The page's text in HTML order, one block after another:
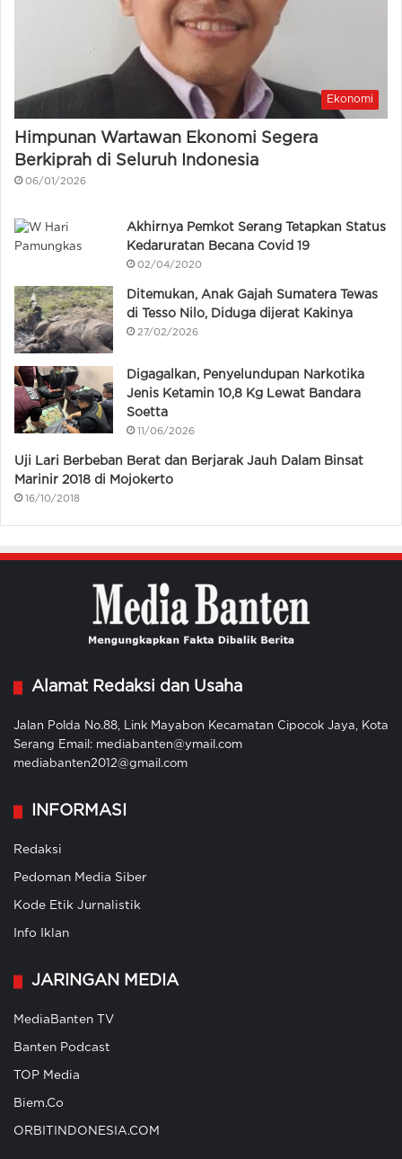
Ekonomi
Himpunan Wartawan Ekonomi Segera
Berkiprah di Seluruh Indonesia
06/01/2026
Akhirnya Pemkot Serang Tetapkan Status
Kedaruratan Becana Covid 19
02/04/2020
Ditemukan, Anak Gajah Sumatera Tewas
di Tesso Nilo, Diduga dijerat Kakinya
27/02/2026
Digagalkan, Penyelundupan Narkotika
Jenis Ketamin 10,8 Kg Lewat Bandara
Soetta
11/06/2026
Uji Lari Berbeban Berat dan Berjarak Jauh Dalam Binsat
Marinir 2018 di Mojokerto
16/10/2018
Alamat Redaksi dan Usaha
Jalan Polda No.88, Link Mayabon Kecamatan Cipocok Jaya, Kota
Serang Email: mediabanten@ymail.com
mediabanten2012@gmail.com
INFORMASI
Redaksi
Pedoman Media Siber
Kode Etik Jurnalistik
Info Iklan
JARINGAN MEDIA
MediaBanten TV
Banten Podcast
TOP Media
Biem.Co
ORBITINDONESIA.COM